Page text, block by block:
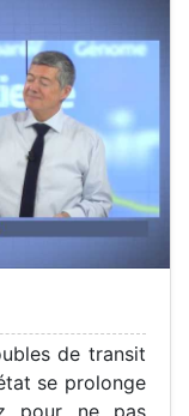
de transit
se prolonge
pour ne pas